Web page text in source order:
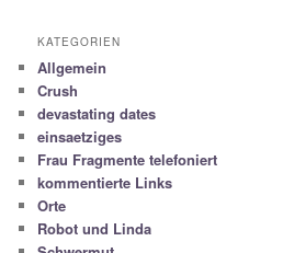
KATEGORIEN
Allgemein
Crush
devastating dates
einsaetziges
Frau Fragmente telefoniert
kommentierte Links
Orte
Robot und Linda